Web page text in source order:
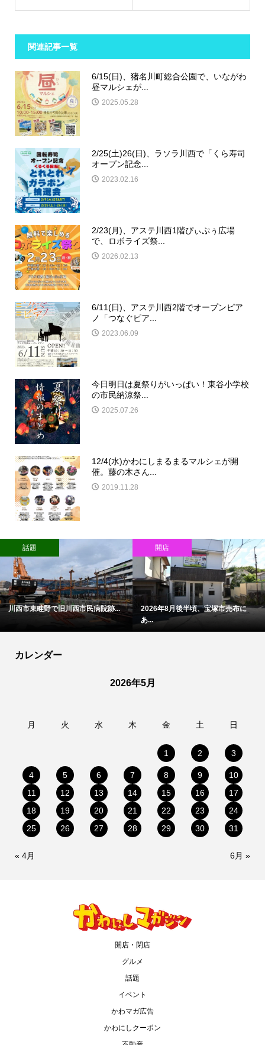
関連記事一覧
6/15(日)、猪名川町総合公園で、いながわ
昼マルシェが...
2025.05.28
2/25(土)26(日)、ラソラ川西で「くら寿司
オープン記念...
2023.02.16
2/23(月)、アステ川西1階ぴぃぷぅ広場
で、ロボライズ祭...
2026.02.13
6/11(日)、アステ川西2階でオープンピア
ノ「つなぐピア...
2023.06.09
今日明日は夏祭りがいっぱい！東谷小学校
の市民納涼祭...
2025.07.26
12/4(水)かわにしまるまるマルシェが開
催。藤の木さん...
2019.11.28
話題
川西市東畦野で旧川西市民病院跡...
開店
2026年8月後半頃、宝塚市売布に
あ...
カレンダー
2026年5月
月 火 水 木 金 土 日
1 2 3
4 5 6 7 8 9
10
11
12 13 14 15 16
17
18
19 20 21 22 23
24
25
26 27 28 29 30 31
« 4月 6月 »
開店・閉店
グルメ
話題
イベント
かわマガ広告
かわにしクーポン